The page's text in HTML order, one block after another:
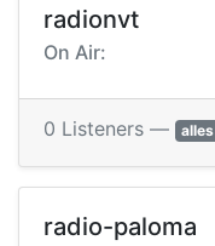
radionvt
On Air:
0 Listeners — alles
radio-paloma